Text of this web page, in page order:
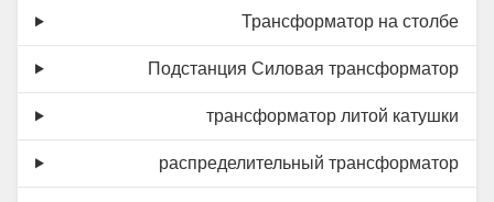
Трансформатор на столбе
Подстанция Силовая трансформатор
трансформатор литой катушки
распределительный трансформатор